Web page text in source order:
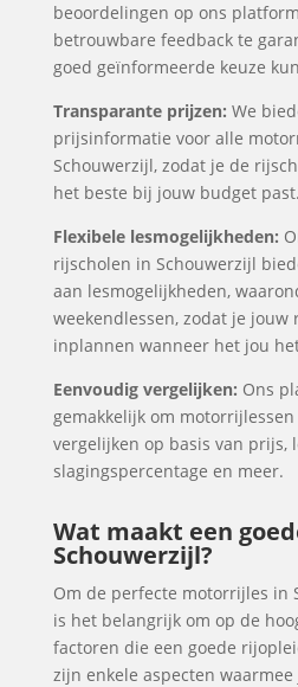
beoordelingen op ons
betrouwbare feedback te
goed geïnformeerde keuze
Transparante prijzen: We
prijsinformatie voor alle
Schouwerzijl, zodat je de
het beste bij jouw budget past.
Flexibele lesmogelijkheden:
rijscholen in Schouwerzijl
aan lesmogelijkheden,
weekendlessen, zodat je jouw
inplannen wanneer het jou
Eenvoudig vergelijken: Ons
gemakkelijk om
vergelijken op basis van prijs,
slagingspercentage en meer.
Wat maakt een
Schouwerzijl?
Om de perfecte motorrijles in
is het belangrijk om op de
factoren die een goede
zijn enkele aspecten